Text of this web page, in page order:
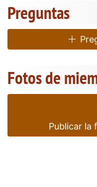
Preguntas
Fotos de
Publicar la